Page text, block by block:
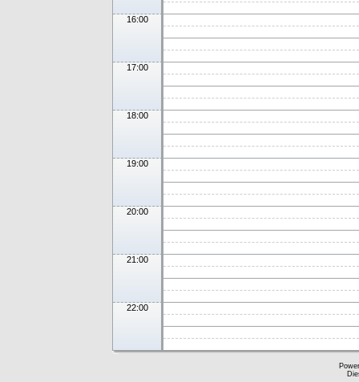
16:00
17:00
18:00
19:00
20:00
21:00
22:00